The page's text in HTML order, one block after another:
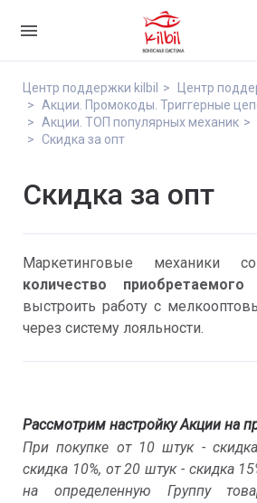

Центр поддержки kilbil
Центр
Акции. Промокоды. Триггерные
Акции. ТОП популярных механик
Скидка за опт
Скидка за опт
Маркетинговые механики
количество приобретаемого
выстроить работу с
через систему лояльности.
Рассмотрим настройку Акции на
При покупке от 10 штук -
скидка 10%, от 20 штук - скидка
на определенную Группу